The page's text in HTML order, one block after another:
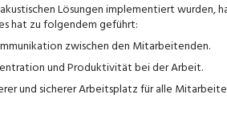
Lösungen implementiert wurden,
hat zu folgendem geführt:
zwischen den Mitarbeitenden.
und Produktivität bei der Arbeit.
und sicherer Arbeitsplatz für alle